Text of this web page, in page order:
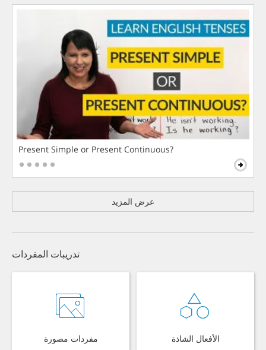
Present Simple or Present Continuous?
عرض المزيد
تدريبات المفردات
مفردات مصورة الأفعال الشاذة